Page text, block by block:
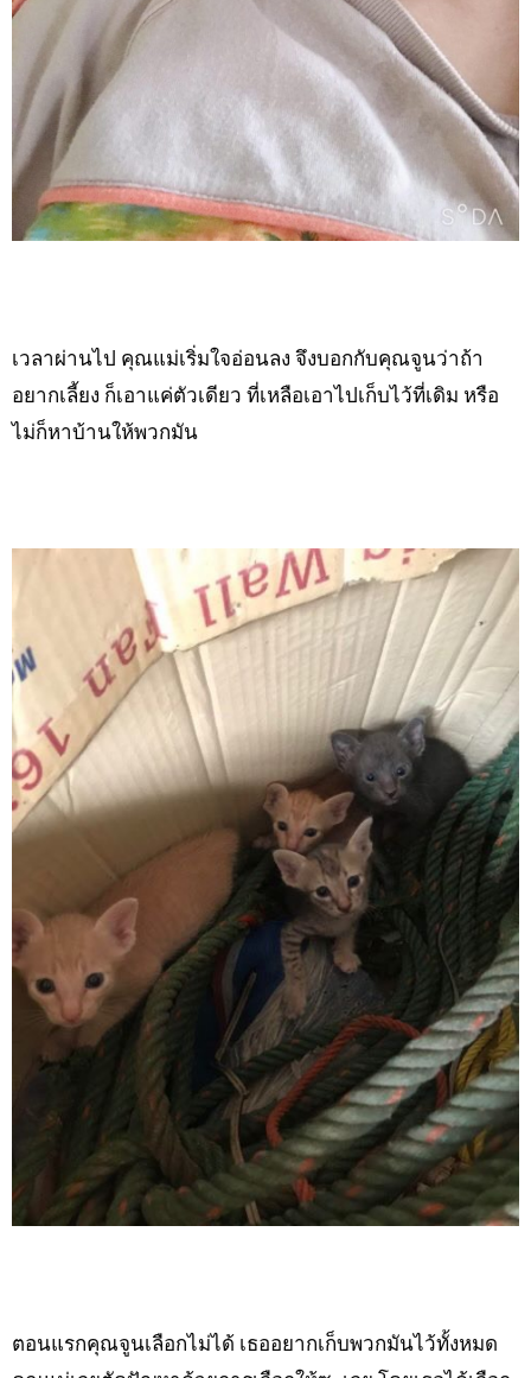
เวลาผ่านไป คุณแม่เริ่มใจอ่อนลง จึงบอกกับคุณจูนว่าถ้า
อยากเลี้ยง ก็เอาแค่ตัวเดียว ที่เหลือเอาไปเก็บไว้ที่เดิม หรือ
ไม่ก็หาบ้านให้พวกมัน
ตอนแรกคุณจูนเลือกไม่ได้ เธออยากเก็บพวกมันไว้ทั้งหมด